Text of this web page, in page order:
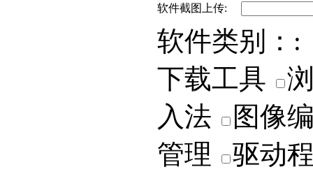
软件截图上传:
软件类别：:
下载工具
入法
图像
管理
驱动